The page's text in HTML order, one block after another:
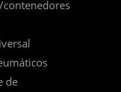
contenedores
de